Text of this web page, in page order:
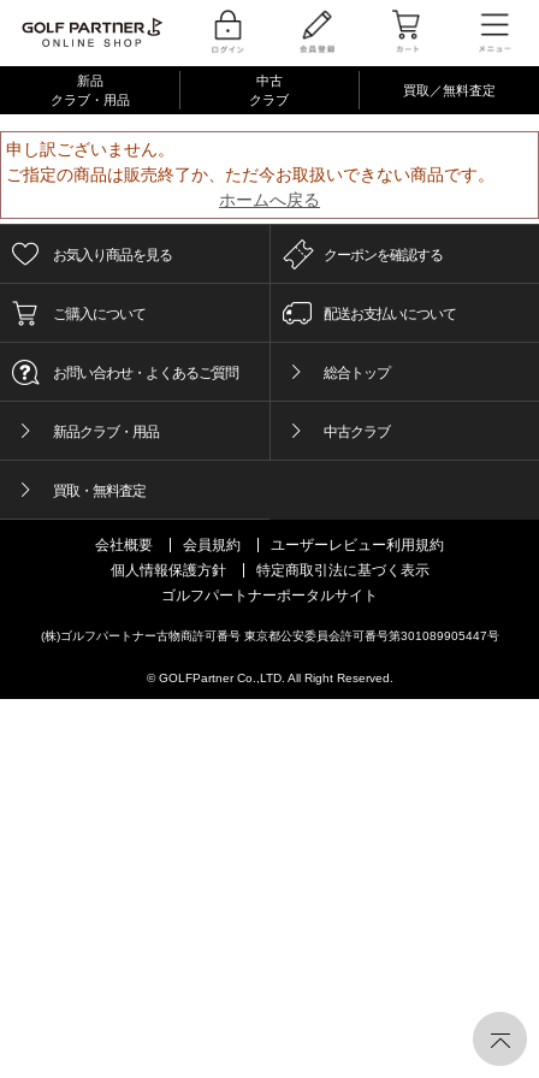
新品
クラブ・用品
中古
クラブ
買取／無料査定
申し訳ございません。
ご指定の商品は販売終了か、ただ今お取扱いできない商品です。
ホームへ戻る
お気入り商品を見る クーポンを確認する
ご購入について 配送お支払いについて
お問い合わせ・よくあるご質問 総合トップ
新品クラブ・用品 中古クラブ
買取・無料査定
会社概要 会員規約
ユーザーレビュー利用規約
個人情報保護方針
特定商取引法に基づく表示
ゴルフパートナーポータルサイト
(株)ゴルフパートナー古物商許可番号 東京都公安委員会許可番号第301089905447号
© GOLFPartner Co.,LTD. All Right Reserved.